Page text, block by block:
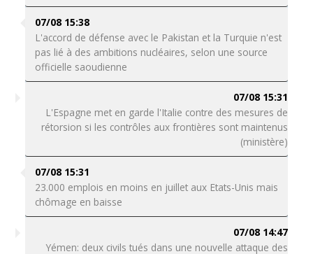
07/08 15:38
L'accord de défense avec le Pakistan et la Turquie n'est
pas lié à des ambitions nucléaires, selon une source
officielle saoudienne
07/08 15:31
L'Espagne met en garde l'Italie contre des mesures de
rétorsion si les contrôles aux frontières sont maintenus
(ministère)
07/08 15:31
23.000 emplois en moins en juillet aux Etats-Unis mais
chômage en baisse
07/08 14:47
Yémen: deux civils tués dans une nouvelle attaque des